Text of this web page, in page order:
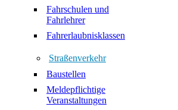
Fahrschulen und
Fahrlehrer
Fahrerlaubnisklassen
Straßenverkehr
Baustellen
Meldepflichtige
Veranstaltungen